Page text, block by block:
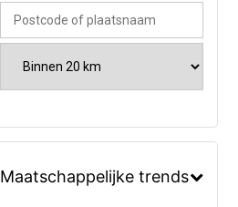
Maatschappelijke trends